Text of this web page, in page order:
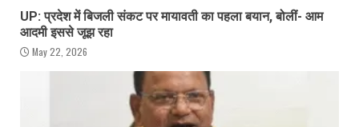
UP: प्रदेश में बिजली संकट पर मायावती का पहला बयान, बोलीं- आम
आदमी इससे जूझ रहा
May 22, 2026